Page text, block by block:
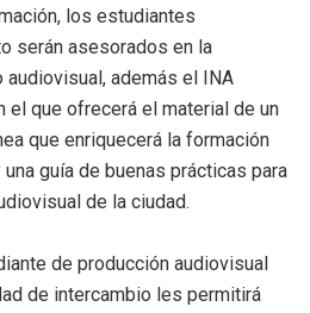
los estudiantes
serán asesorados en la
además el INA
el que ofrecerá el material de un
que enriquecerá la formación
guía de buenas prácticas para
de la ciudad.
de producción audiovisual
de intercambio les permitirá